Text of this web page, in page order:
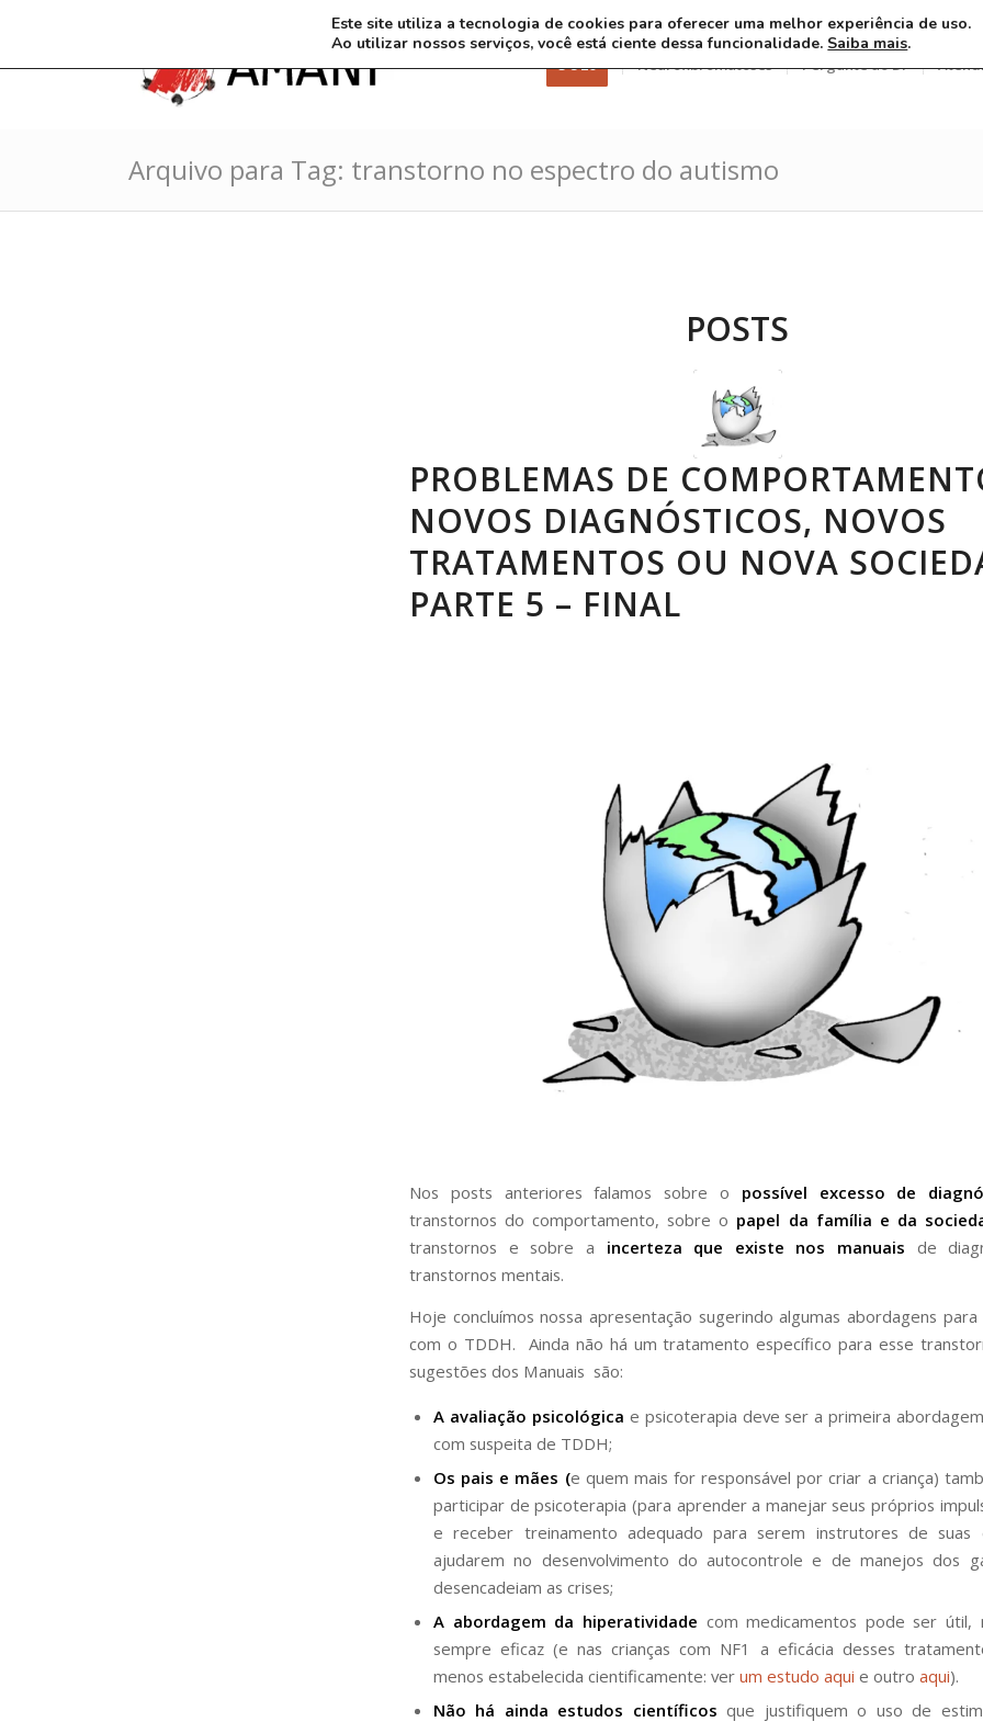
3 8 26 Neurofibromatoses Pergunte ao Dr
Arquivo para Tag: transtorno no espectro do autismo
POSTS
PROBLEMAS DE
NOVOS DIAGNÓSTICOS, NOVOS
TRATAMENTOS OU NOVA
PARTE 5 – FINAL
Nos posts anteriores falamos sobre o possível excesso de
transtornos do comportamento, sobre o papel da família e da
transtornos e sobre a incerteza que existe nos manuais de
transtornos mentais.
Hoje concluímos nossa apresentação sugerindo algumas abordagens para
com o TDDH. Ainda não há um tratamento específico para esse
sugestões dos Manuais são:
A avaliação psicológica e psicoterapia deve ser a primeira
com suspeita de TDDH;
Os pais e mães (e quem mais for responsável por criar a criança)
participar de psicoterapia (para aprender a manejar seus próprios
e receber treinamento adequado para serem instrutores de suas
ajudarem no desenvolvimento do autocontrole e de manejos dos
desencadeiam as crises;
A abordagem da hiperatividade com medicamentos pode ser útil,
sempre eficaz (e nas crianças com NF1 a eficácia desses
menos estabelecida cientificamente: ver um estudo aqui e outro aqui).
Não há ainda estudos científicos que justifiquem o uso de
Este site utiliza a tecnologia de cookies para oferecer uma melhor experiência de uso.
Ao utilizar nossos serviços, você está ciente dessa funcionalidade. Saiba mais.